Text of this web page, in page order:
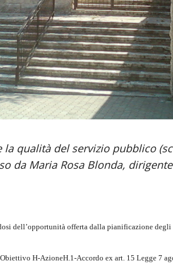
qualità del servizio pubblico
da Maria Rosa Blonda,
dell’opportunità offerta dalla pianificazione
H-AzioneH.1-Accordo ex art. 15 Legge 7